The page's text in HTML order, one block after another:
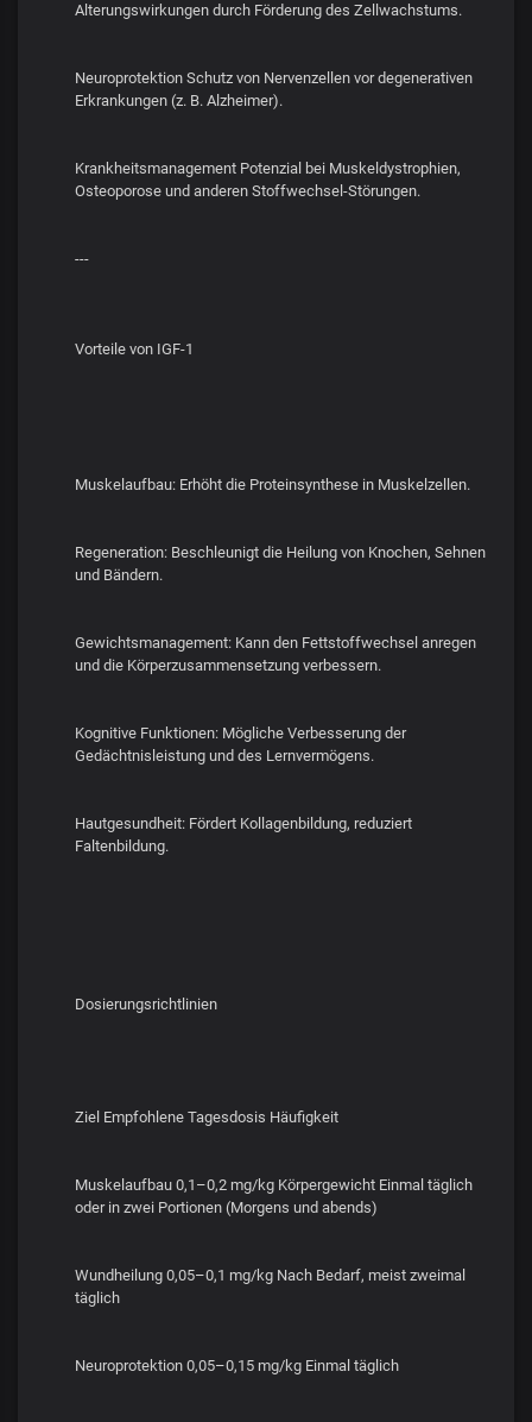
Alterungswirkungen durch Förderung des Zellwachstums.
Neuroprotektion Schutz von Nervenzellen vor degenerativen
Erkrankungen (z. B. Alzheimer).
Krankheitsmanagement Potenzial bei Muskeldystrophien,
Osteoporose und anderen Stoffwechsel-Störungen.
---
Vorteile von IGF-1
Muskelaufbau: Erhöht die Proteinsynthese in Muskelzellen.
Regeneration: Beschleunigt die Heilung von Knochen, Sehnen
und Bändern.
Gewichtsmanagement: Kann den Fettstoffwechsel anregen
und die Körperzusammensetzung verbessern.
Kognitive Funktionen: Mögliche Verbesserung der
Gedächtnisleistung und des Lernvermögens.
Hautgesundheit: Fördert Kollagenbildung, reduziert
Faltenbildung.
Dosierungsrichtlinien
Ziel Empfohlene Tagesdosis Häufigkeit
Muskelaufbau 0,1–0,2 mg/kg Körpergewicht Einmal täglich
oder in zwei Portionen (Morgens und abends)
Wundheilung 0,05–0,1 mg/kg Nach Bedarf, meist zweimal
täglich
Neuroprotektion 0,05–0,15 mg/kg Einmal täglich